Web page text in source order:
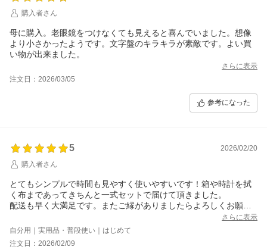
購入者さん
母に購入。老眼鏡をつけなくても見えると喜んでいました。想像
より小さかったようです。文字盤のキラキラが素敵です。よい買
い物が出来ました。
さらに表示
注文日：2026/03/05
参考になった
5
2026/02/20
購入者さん
とてもシンプルで時間も見やすく使いやすいです！箱や時計を拭
く布まであってきちんと一式セットで届けて頂きました。
配送も早く大満足です。またご縁がありましたらよろしくお願い
さらに表示
自分用｜実用品・普段使い｜はじめて
注文日：2026/02/09